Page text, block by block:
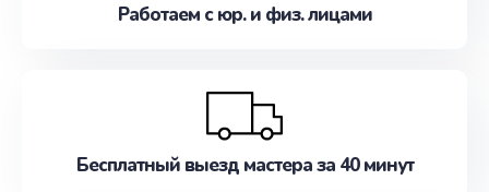
Работаем с юр. и физ. лицами
Бесплатный выезд мастера за 40 минут